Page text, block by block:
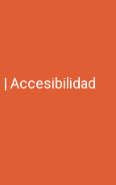
| Accesibilidad